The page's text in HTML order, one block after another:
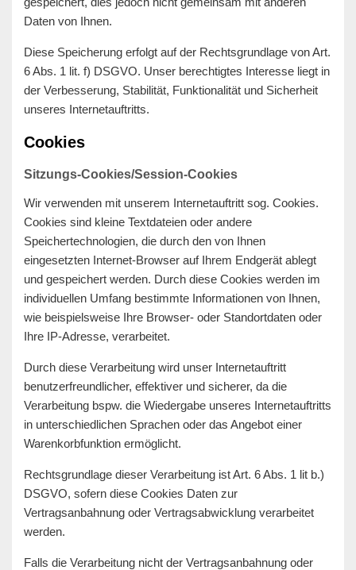
Daten von Ihnen.
Diese Speicherung erfolgt auf der Rechtsgrundlage von Art.
6 Abs. 1 lit. f) DSGVO. Unser berechtigtes Interesse liegt in
der Verbesserung, Stabilität, Funktionalität und Sicherheit
unseres Internetauftritts.
Cookies
Sitzungs-Cookies/Session-Cookies
Wir verwenden mit unserem Internetauftritt sog. Cookies.
Cookies sind kleine Textdateien oder andere
Speichertechnologien, die durch den von Ihnen
eingesetzten Internet-Browser auf Ihrem Endgerät ablegt
und gespeichert werden. Durch diese Cookies werden im
individuellen Umfang bestimmte Informationen von Ihnen,
wie beispielsweise Ihre Browser- oder Standortdaten oder
Ihre IP-Adresse, verarbeitet.
Durch diese Verarbeitung wird unser Internetauftritt
benutzerfreundlicher, effektiver und sicherer, da die
Verarbeitung bspw. die Wiedergabe unseres Internetauftritts
in unterschiedlichen Sprachen oder das Angebot einer
Warenkorbfunktion ermöglicht.
Rechtsgrundlage dieser Verarbeitung ist Art. 6 Abs. 1 lit b.)
DSGVO, sofern diese Cookies Daten zur
Vertragsanbahnung oder Vertragsabwicklung verarbeitet
werden.
Falls die Verarbeitung nicht der Vertragsanbahnung oder